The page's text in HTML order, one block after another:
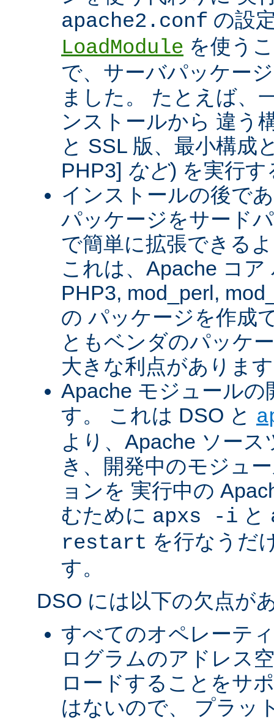
apache2.conf の設
LoadModule を使う
で、サーバパッケー
ました。 たとえば、
ンストールから 違う
と SSL 版、最小構成
PHP3] など) を実行
インストールの後で
パッケージをサード
で簡単に拡張できる
これは、Apache コ
PHP3, mod_perl,
の パッケージを作成
ともベンダのパッケ
大きな利点がありま
Apache モジュール
す。 これは DSO と
より、Apache ソー
き、開発中のモジュ
ョンを 実行中の
むために apxs -i と
restart を行なうだ
す。
DSO には以下の欠点が
すべてのオペレーテ
ログラムのアドレス
ロードすることをサ
はないので、 プラッ